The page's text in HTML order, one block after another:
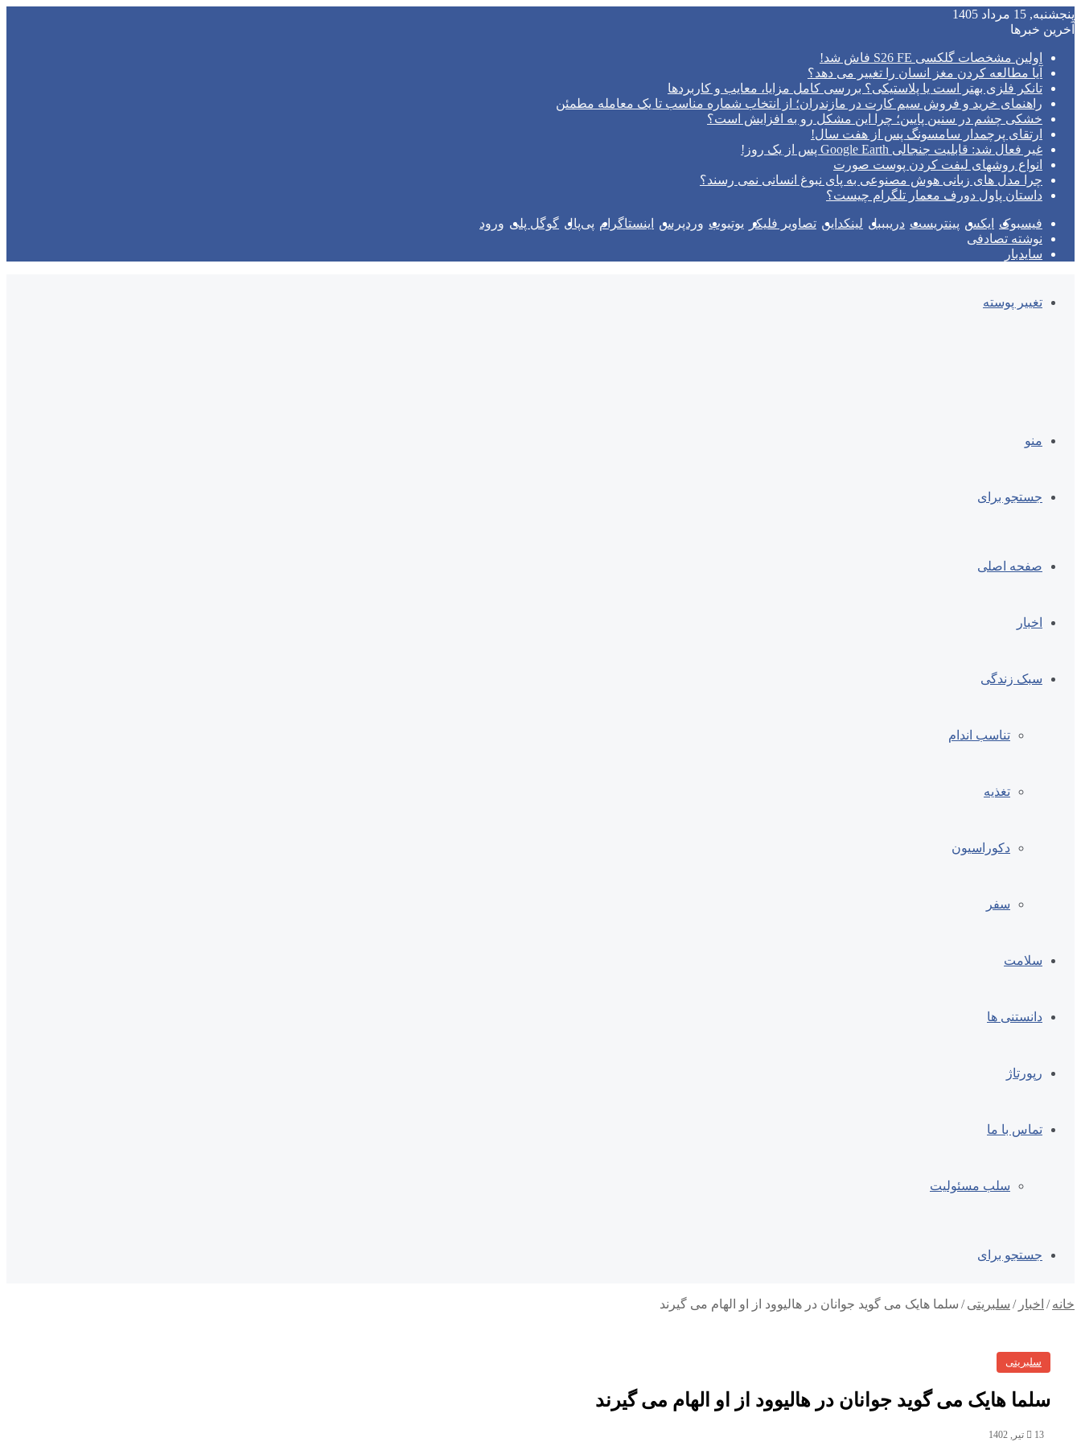
پنجشنبه, 15 مرداد 1405
آخرین خبرها
اولین مشخصات گلکسی S26 FE فاش شد!
آیا مطالعه کردن مغز انسان را تغییر می‌ دهد؟
تانکر فلزی بهتر است یا پلاستیکی؟ بررسی کامل مزایا، معایب و کاربردها
راهنمای خرید و فروش سیم کارت در مازندران؛ از انتخاب شماره مناسب تا یک معامله مطمئن
خشکی چشم در سنین پایین؛ چرا این مشکل رو به افزایش است؟
ارتقای پرچمدار سامسونگ پس از هفت سال!
غیر فعال شد: قابلیت جنجالی Google Earth پس از یک روز!
انواع روشهای لیفت کردن پوست صورت
چرا مدل‌ های زبانی هوش مصنوعی به پای نبوغ انسانی نمی‌ رسند؟
داستان پاول دورف معمار تلگرام چیست؟
فیسبوک ایکس پینتریست دریبببل لینکداین تصاویر فلیکر یوتیوب وردپرس اینستاگرام پی‌پال گوگل پلی ورود
نوشته تصادفی
سایدبار
تغییر پوسته
منو
جستجو برای
صفحه اصلی
اخبار
سبک زندگی
تناسب اندام
تغذیه
دکوراسیون
سفر
سلامت
دانستنی ها
رپورتاژ
تماس با ما
سلب مسئولیت
جستجو برای
خانه / اخبار / سلبریتی / سلما هایک می گوید جوانان در هالیوود از او الهام می گیرند
سلبریتی
سلما هایک می گوید جوانان در هالیوود از او الهام می گیرند
13 تیر, 1402